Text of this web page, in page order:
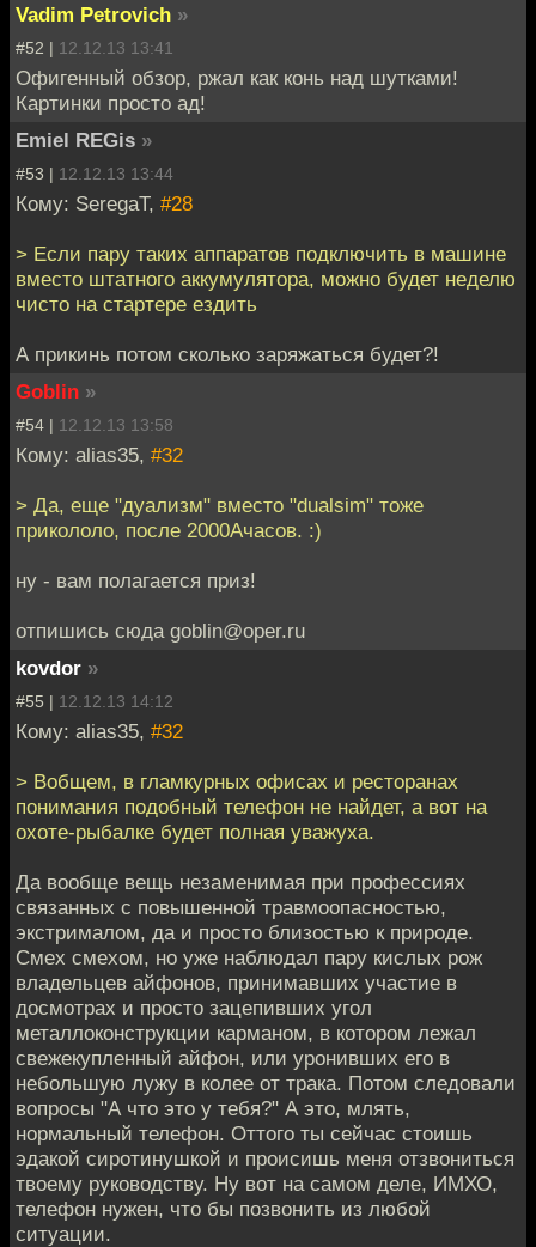
Vadim Petrovich »
#52 | 12.12.13 13:41
Офигенный обзор, ржал как конь над шутками!
Картинки просто ад!
Emiel REGis »
#53 | 12.12.13 13:44
Кому: SeregaT, #28
> Если пару таких аппаратов подключить в машине
вместо штатного аккумулятора, можно будет неделю
чисто на стартере ездить
А прикинь потом сколько заряжаться будет?!
Goblin »
#54 | 12.12.13 13:58
Кому: alias35, #32
> Да, еще "дуализм" вместо "dualsim" тоже
прикололо, после 2000Ачасов. :)
ну - вам полагается приз!
отпишись сюда goblin@oper.ru
kovdor »
#55 | 12.12.13 14:12
Кому: alias35, #32
> Вобщем, в гламкурных офисах и ресторанах
понимания подобный телефон не найдет, а вот на
охоте-рыбалке будет полная уважуха.
Да вообще вещь незаменимая при профессиях
связанных с повышенной травмоопасностью,
экстрималом, да и просто близостью к природе.
Смех смехом, но уже наблюдал пару кислых рож
владельцев айфонов, принимавших участие в
досмотрах и просто зацепивших угол
металлоконструкции карманом, в котором лежал
свежекупленный айфон, или уронивших его в
небольшую лужу в колее от трака. Потом следовали
вопросы "А что это у тебя?" А это, млять,
нормальный телефон. Оттого ты сейчас стоишь
эдакой сиротинушкой и происишь меня отзвониться
твоему руководству. Ну вот на самом деле, ИМХО,
телефон нужен, что бы позвонить из любой
ситуации.